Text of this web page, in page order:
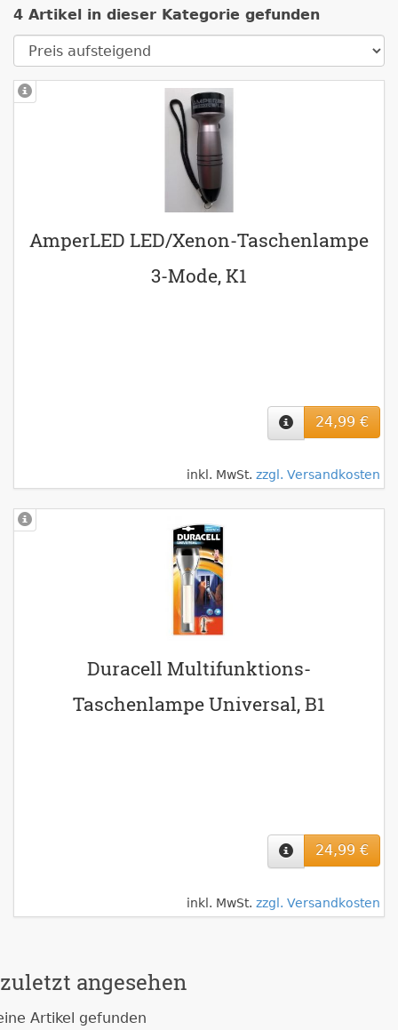
4 Artikel in dieser Kategorie gefunden
AmperLED LED/Xenon-Taschenlampe
3-Mode, K1
24,99 €
inkl. MwSt. zzgl. Versandkosten
Duracell Multifunktions-
Taschenlampe Universal, B1
24,99 €
inkl. MwSt. zzgl. Versandkosten
zuletzt angesehen
Artikel gefunden